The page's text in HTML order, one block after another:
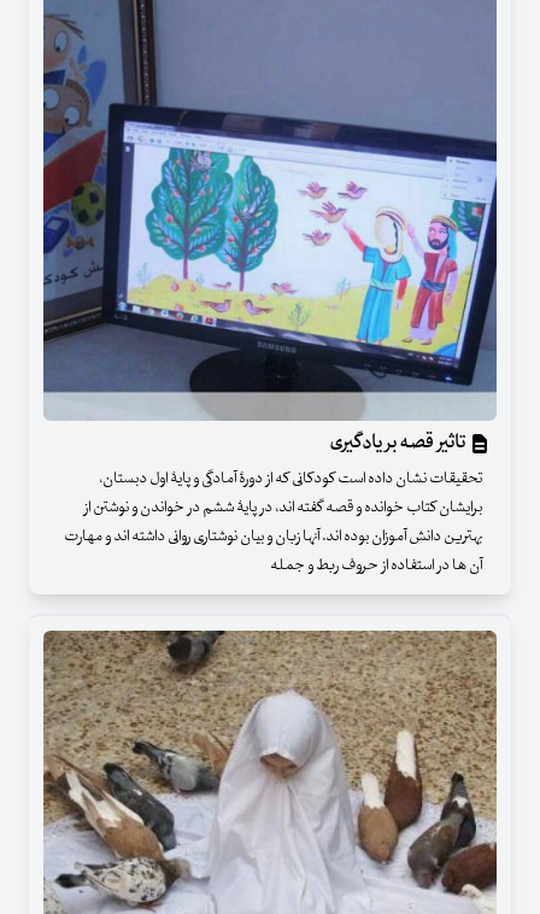
تاثیر قصه بر یادگیری
تحقیقات نشان داده است کودکانی که از دورۀ آمادگی و پایۀ اول دبستان،
برایشان کتاب خوانده و قصه گفته اند، در پایۀ ششم در خواندن و نوشتن از
بهترین دانش آموزان بوده اند. آنها زبان و بیان نوشتاری روانی داشته اند و مهارت
آن ها در استفاده از حروف ربط و جمله